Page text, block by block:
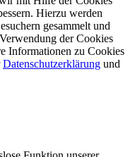
Hierzu werden
gesammelt und
der Cookies
Informationen zu Cookies
Datenschutzerklärung und